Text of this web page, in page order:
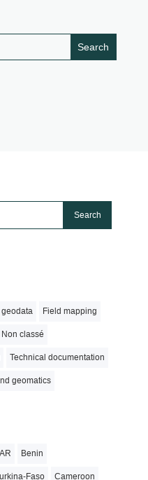
Field mapping
Non classé
Technical documentation
geomatics
Benin
Faso Cameroon